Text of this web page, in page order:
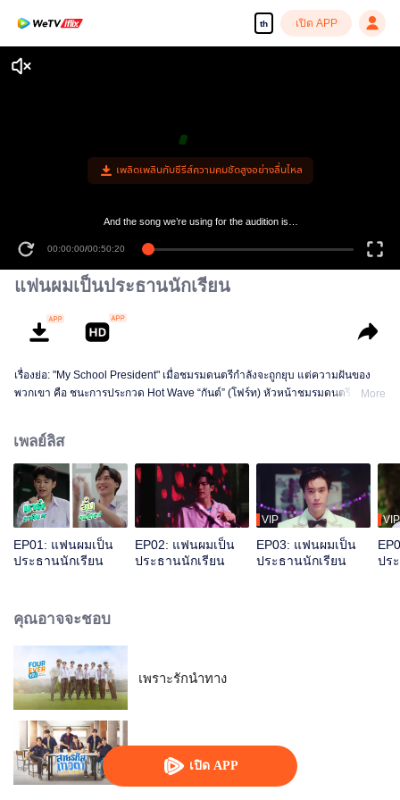
th เปิด APP
เปิด APP
เพลิดเพลินกับซีรีส์ความคมชัดสูงอย่างลื่นไหล
00:00:00/00:50:20
And the song we’re using for the audition is…
แฟนผมเป็นประธานนักเรียน
เรื่องย่อ: "My School President" เมื่อชมรมดนตรีกำลังจะถูกยุบ แต่ความฝันของ
พวกเขา คือ ชนะการประกวด Hot Wave “กันต์” (โฟร์ท) หัวหน้าชมรมดนตรี เลย
เป็นคนที่เขาแอบชอบมาตั้งนาน งานนี้ติณณ์เลยต้องช่วยกันต์ให้ชนะการประกวด
เพื่อที่เขาจะได้ขอกันต์เป็นแฟนสักที! ร่วมส่งท้ายชีวิต ม.6 พร้อมเติมเต็ม Playlist
ชีวิตวัยมัธยมที่เต็มไปด้วยเรื่องราวของ ความรัก-ความฝัน-มิตรภาพ ไปกับพวกเขา
ได้ในซีรีส์ “แฟนผมเป็นประธานนักเรียน My School President”
More
เพลย์ลิส
EP01: แฟนผมเป็น
ประธานนักเรียน
EP02: แฟนผมเป็น
ประธานนักเรียน
VIP
EP03: แฟนผมเป็น
ประธานนักเรียน
VIP
ปร
คุณอาจจะชอบ
เพราะรักนำทาง